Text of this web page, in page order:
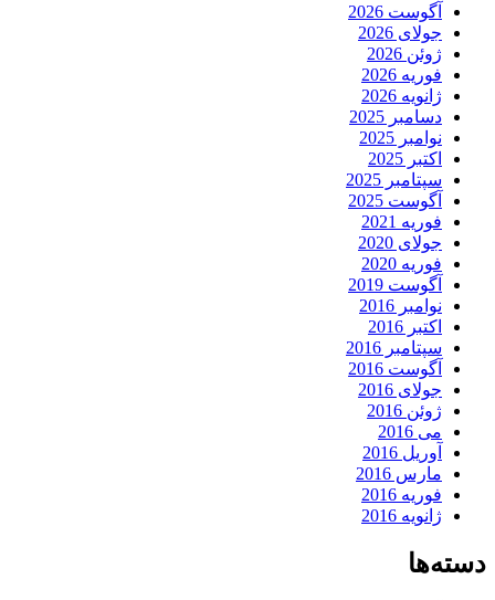
آگوست 2026
جولای 2026
ژوئن 2026
فوریه 2026
ژانویه 2026
دسامبر 2025
نوامبر 2025
اکتبر 2025
سپتامبر 2025
آگوست 2025
فوریه 2021
جولای 2020
فوریه 2020
آگوست 2019
نوامبر 2016
اکتبر 2016
سپتامبر 2016
آگوست 2016
جولای 2016
ژوئن 2016
می 2016
آوریل 2016
مارس 2016
فوریه 2016
ژانویه 2016
دسته‌ها